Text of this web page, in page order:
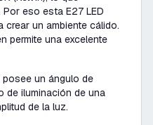
eso esta E27 LED
crear un ambiente cálido.
permite una excelente
posee un ángulo de
de iluminación de una
de la luz.